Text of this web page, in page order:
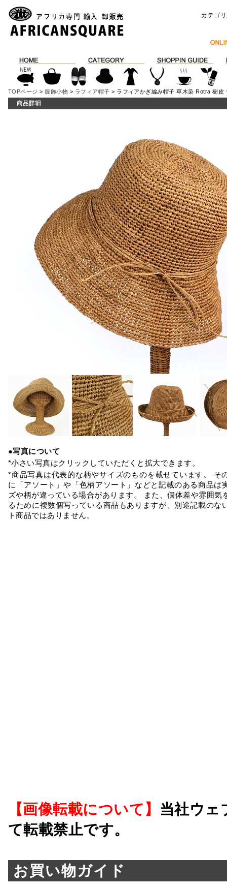
カテゴ
TOPページ > 服飾小物 > ラフィア帽子 > ラフィアかぎ編み帽子 草木染 Rotra 樹皮
●写真について
*小さい写真はクリックしていただくと拡大できます。
*商品写真は代表的な柄やサイズのものを載せています。 そ
に「アソート」や「色柄アソート」などと記載のある商品は
ズや柄が違っている場合があります。 また、個体差や雰囲気
るために複数個写っている商品もありますが、別途記載のな
ト商品ではありません。
【画像転載について】 当社ウェ
て転載禁止です。
お買い物ガイド